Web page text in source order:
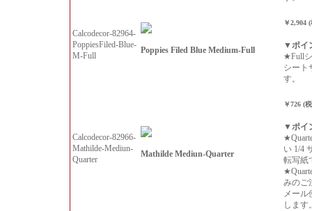
Calcodecor-82964-
PoppiesFiled-Blue-
M-Full
Poppies Filed Blue Medium-Full
￥2,904
▼ポイ
★Full
シート
す。
Calcodecor-82966-
Mathilde-Mediun-
Quarter
Mathilde Mediun-Quarter
￥726 (
▼ポイ
い 1/4
転写紙
みのご
メール
します